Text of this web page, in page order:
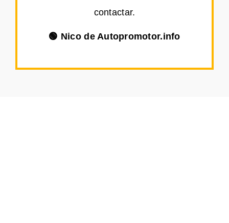
contactar.
🟢 Nico de Autopromotor.info